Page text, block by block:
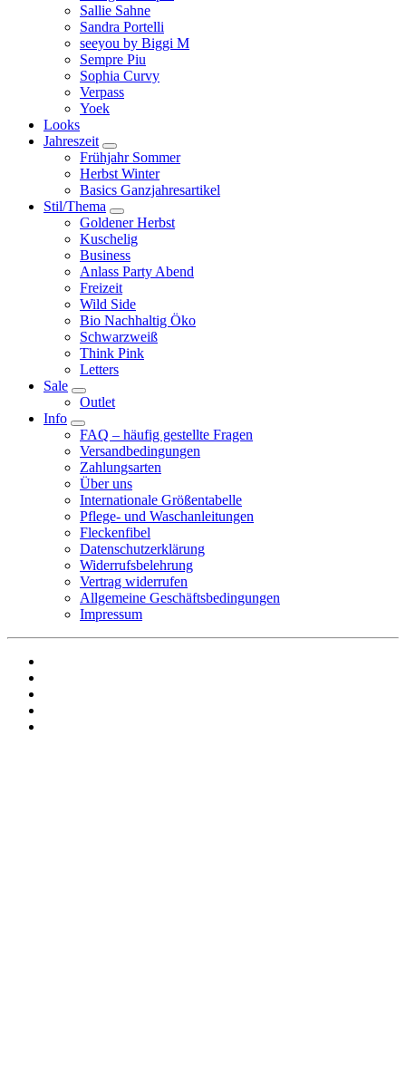
Sallie Sahne
Sandra Portelli
seeyou by Biggi M
Sempre Piu
Sophia Curvy
Verpass
Yoek
Looks
Jahreszeit
Frühjahr Sommer
Herbst Winter
Basics Ganzjahresartikel
Stil/Thema
Goldener Herbst
Kuschelig
Business
Anlass Party Abend
Freizeit
Wild Side
Bio Nachhaltig Öko
Schwarzweiß
Think Pink
Letters
Sale
Outlet
Info
FAQ – häufig gestellte Fragen
Versandbedingungen
Zahlungsarten
Über uns
Internationale Größentabelle
Pflege- und Waschanleitungen
Fleckenfibel
Datenschutzerklärung
Widerrufsbelehrung
Vertrag widerrufen
Allgemeine Geschäftsbedingungen
Impressum